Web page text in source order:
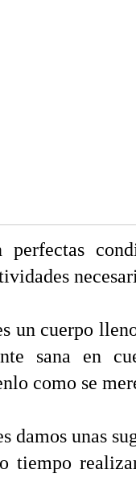
perfectas
un cuerpo
sana en
como se
damos unas
tiempo